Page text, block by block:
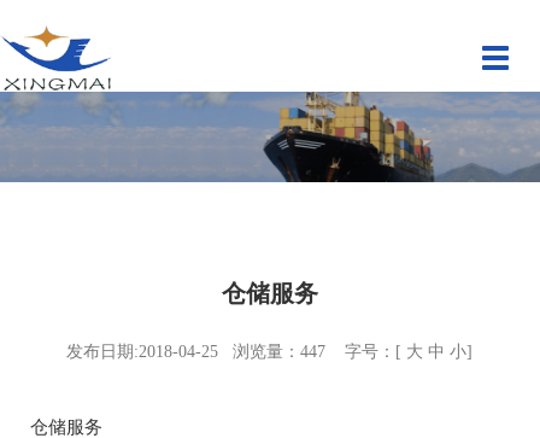
切
导
仓储服务
发布日期:2018-04-25 浏览量：447 字号：[ 大 中 小]
仓储服务